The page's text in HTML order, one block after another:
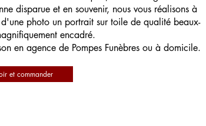
disparue et en souvenir, nous vous réalisons à
photo un portrait sur toile de qualité beaux-
encadré.
en agence de Pompes Funèbres ou à domicile.
et commander